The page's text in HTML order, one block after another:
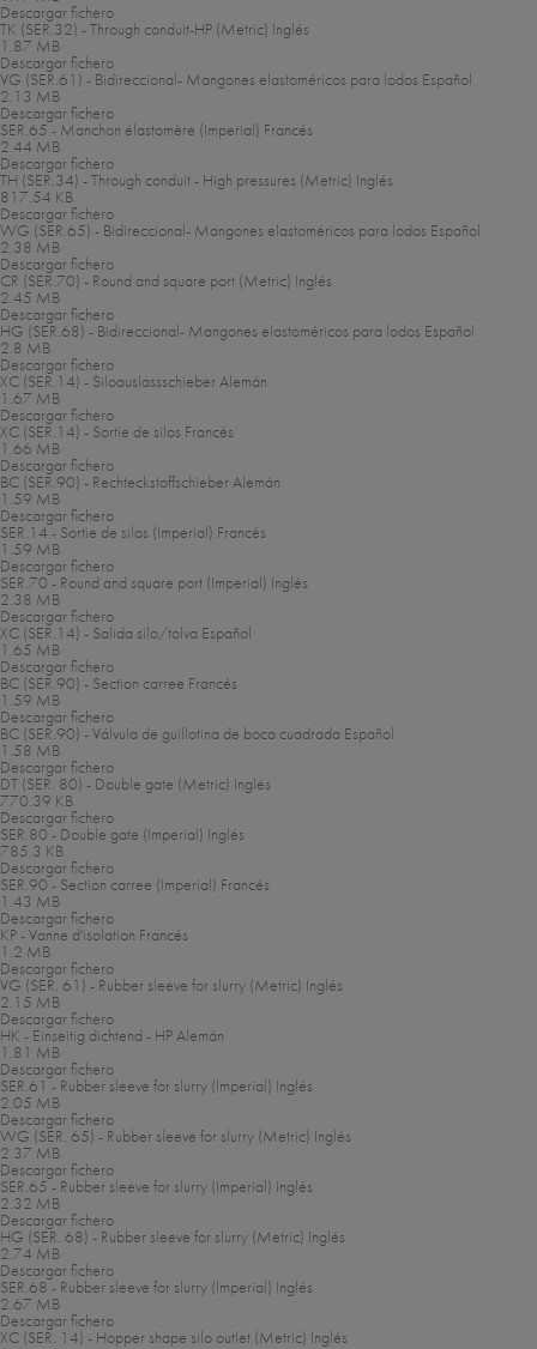
Descargar fichero
TK (SER.32) - Through conduit-HP (Metric) Inglés
1.87 MB
Descargar fichero
VG (SER.61) - Bidireccional- Mangones elastoméricos para lodos Español
2.13 MB
Descargar fichero
SER.65 - Manchon élastomère (Imperial) Francés
2.44 MB
Descargar fichero
TH (SER.34) - Through conduit - High pressures (Metric) Inglés
817.54 KB
Descargar fichero
WG (SER.65) - Bidireccional- Mangones elastoméricos para lodos Español
2.38 MB
Descargar fichero
CR (SER.70) - Round and square port (Metric) Inglés
2.45 MB
Descargar fichero
HG (SER.68) - Bidireccional- Mangones elastoméricos para lodos Español
2.8 MB
Descargar fichero
XC (SER.14) - Siloauslassschieber Alemán
1.67 MB
Descargar fichero
XC (SER.14) - Sortie de silos Francés
1.66 MB
Descargar fichero
BC (SER.90) - Rechteckstoffschieber Alemán
1.59 MB
Descargar fichero
SER.14 - Sortie de silos (Imperial) Francés
1.59 MB
Descargar fichero
SER.70 - Round and square port (Imperial) Inglés
2.38 MB
Descargar fichero
XC (SER.14) - Salida silo/tolva Español
1.65 MB
Descargar fichero
BC (SER.90) - Section carree Francés
1.59 MB
Descargar fichero
BC (SER.90) - Válvula de guillotina de boca cuadrada Español
1.58 MB
Descargar fichero
DT (SER. 80) - Double gate (Metric) Inglés
770.39 KB
Descargar fichero
SER.80 - Double gate (Imperial) Inglés
785.3 KB
Descargar fichero
SER.90 - Section carree (Imperial) Francés
1.43 MB
Descargar fichero
KP - Vanne d'isolation Francés
1.2 MB
Descargar fichero
VG (SER. 61) - Rubber sleeve for slurry (Metric) Inglés
2.15 MB
Descargar fichero
HK - Einseitig dichtend - HPAlemán
1.81 MB
Descargar fichero
SER.61 - Rubber sleeve for slurry (Imperial) Inglés
2.05 MB
Descargar fichero
WG (SER. 65) - Rubber sleeve for slurry (Metric) Inglés
2.37 MB
Descargar fichero
SER.65 - Rubber sleeve for slurry (Imperial) Inglés
2.32 MB
Descargar fichero
HG (SER. 68) - Rubber sleeve for slurry (Metric) Inglés
2.74 MB
Descargar fichero
SER.68 - Rubber sleeve for slurry (Imperial) Inglés
2.67 MB
Descargar fichero
XC (SER. 14) - Hopper shape silo outlet (Metric) Inglés